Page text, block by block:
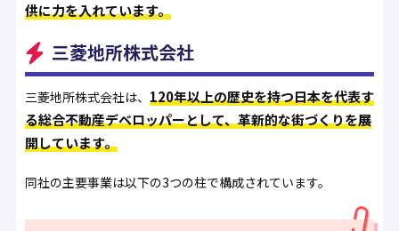
供に力を入れています。
三菱地所株式会社
三菱地所株式会社は、 120年以上の歴史を持つ日本を代表す
る総合不動産デベロッパーとして、革新的な街づくりを展
開しています。
同社の主要事業は以下の3つの柱で構成されています。